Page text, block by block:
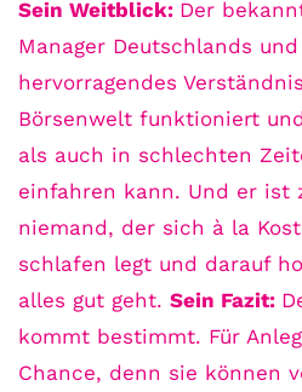
Sein Weitblick: Der
Manager Deutschlands
hervorragendes
Börsenwelt funktioniert
als auch in schlechten
einfahren kann. Und er ist
niemand, der sich à la
schlafen legt und darauf
alles gut geht. Sein Fazit:
kommt bestimmt. Für
Chance, denn sie können